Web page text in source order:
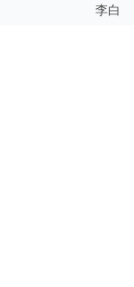
李白